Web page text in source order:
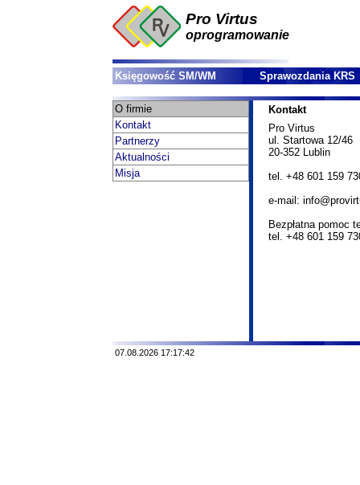
Pro Virtus
oprogramowanie
Księgowość SM/WM Sprawozdania KRS
O firmie
Kontakt
Partnerzy
Aktualności
Misja
Kontakt
Pro Virtus
ul. Startowa 12/46
20-352 Lublin
tel. +48 601 159
e-mail:
Bezpłatna pomoc
tel. +48 601 159
07.08.2026 17:17:42